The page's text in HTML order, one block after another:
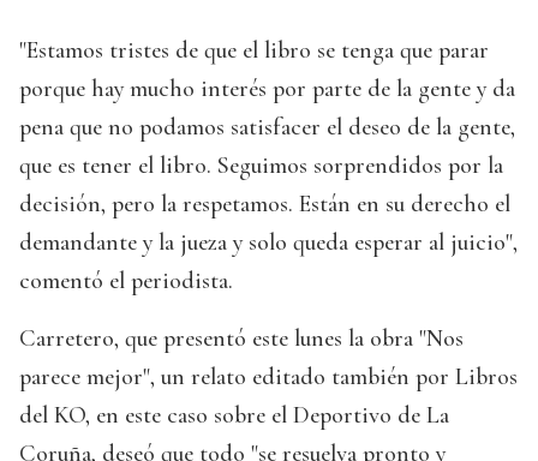
"Estamos tristes de que el libro se tenga que parar
porque hay mucho interés por parte de la gente y da
pena que no podamos satisfacer el deseo de la gente,
que es tener el libro. Seguimos sorprendidos por la
decisión, pero la respetamos. Están en su derecho el
demandante y la jueza y solo queda esperar al juicio",
comentó el periodista.
Carretero, que presentó este lunes la obra "Nos
parece mejor", un relato editado también por Libros
del KO, en este caso sobre el Deportivo de La
Coruña, deseó que todo "se resuelva pronto y